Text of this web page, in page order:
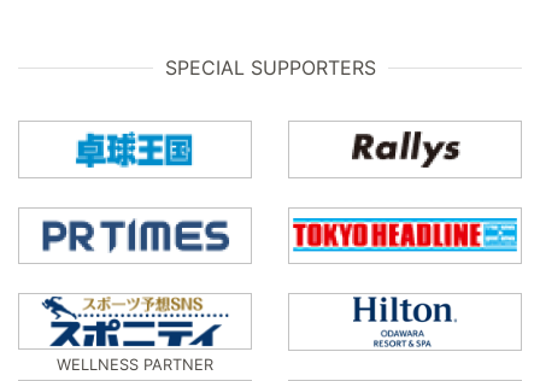
SPECIAL SUPPORTERS
WELLNESS PARTNER